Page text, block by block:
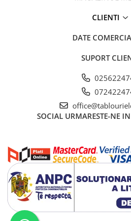
Separatoare si socluri fuzibili
Comutatoare siguranta
Distribuitoare
Butoane si lampi
Butoane
Lampi
Selectoare
CLIENTI
DATE
SUPORT
SOCIAL URMARESTE-NE